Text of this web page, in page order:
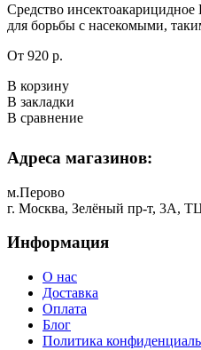
Средство инсектоакарицидное
для борьбы с насекомыми,
От 920 р.
В корзину
В закладки
В сравнение
Адреса магазинов:
м.Перово
г. Москва, Зелёный пр-т, 3А,
Информация
О нас
Доставка
Оплата
Блог
Политика